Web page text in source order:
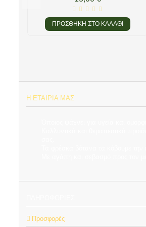
ΠΡΟΣΘΉΚΗ ΣΤΟ ΚΑΛΆΘΙ
Η ΕΤΑΙΡΊΑ ΜΑΣ
Προσφορές